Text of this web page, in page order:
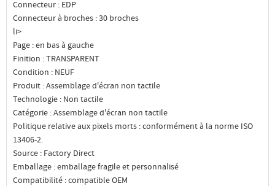
Connecteur : EDP
Connecteur à broches : 30 broches
li>
Page : en bas à gauche
Finition : TRANSPARENT
Condition : NEUF
Produit : Assemblage d'écran non tactile
Technologie : Non tactile
Catégorie : Assemblage d'écran non tactile
Politique relative aux pixels morts : conformément à la norme ISO
13406-2.
Source : Factory Direct
Emballage : emballage fragile et personnalisé
Compatibilité : compatible OEM